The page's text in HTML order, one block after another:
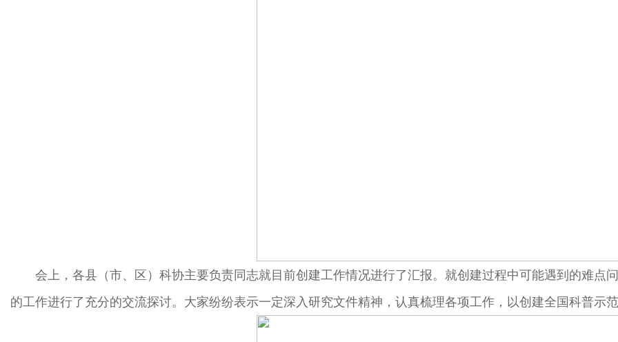
会上，各县（市、区）科协主要负责同志就目前创建工作情况进行了汇报。就创建过程中可能遇到的难点
的工作进行了充分的交流探讨。大家纷纷表示一定深入研究文件精神，认真梳理各项工作，以创建全国科普示